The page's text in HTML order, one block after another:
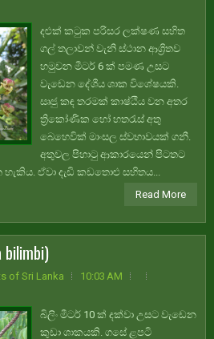
දළුක් කටුක පරිසර ලක්ෂණ සහිත
ගල් තලාවන් වැනි ස්ථාන ආශ්‍රිතව
හමුවන මීටර් 6 ක් පමණ උසට
වැඩෙන දේශීය ශාක විශේෂයකි.
සෘජු කඳ තරමක් කාෂ්ඨීය වන අතර
ත්‍රිකෝණික හෝ හතරැස් අතු
බෙහෙවික් මාංසල ස්වභාවයක් ගනී.
අතුවල පිහාටු ආකාරයෙන් පිටතට
ඒවා දැඩි කඩතොළු සහිතය...
Read More
of Sri Lanka
10:03 AM
බිලිං මීටර් 10 ක් දක්වා උසට වැඩෙන
කුඩා ශාකයකි. ගසේ ළපටි